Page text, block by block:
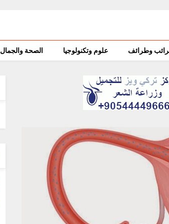
وطرائف علوم وتكنولوجيا الصحة والجمال